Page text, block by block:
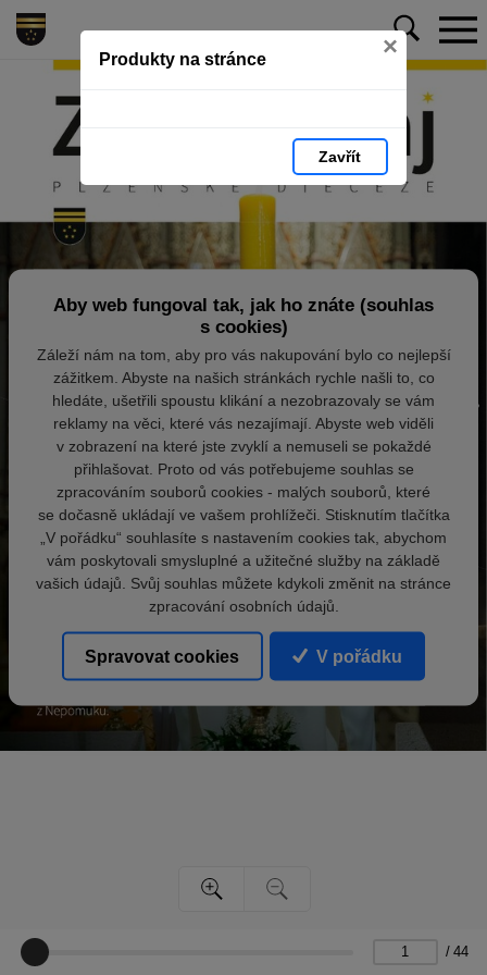
Produkty na stránce ×
Zavřít
/ 44
Aby web fungoval tak, jak ho znáte (souhlas
s cookies)
Záleží nám na tom, aby pro vás nakupování bylo co nejlepší
zážitkem. Abyste na našich stránkách rychle našli to, co
hledáte, ušetřili spoustu klikání a nezobrazovaly se vám
reklamy na věci, které vás nezajímají. Abyste web viděli
v zobrazení na které jste zvyklí a nemuseli se pokaždé
přihlašovat. Proto od vás potřebujeme souhlas se
zpracováním souborů cookies - malých souborů, které
se dočasně ukládají ve vašem prohlížeči. Stisknutím tlačítka
„V pořádku“ souhlasíte s nastavením cookies tak, abychom
vám poskytovali smysluplné a užitečné služby na základě
vašich údajů. Svůj souhlas můžete kdykoli změnit na stránce
zpracování osobních údajů.
Spravovat cookies V pořádku